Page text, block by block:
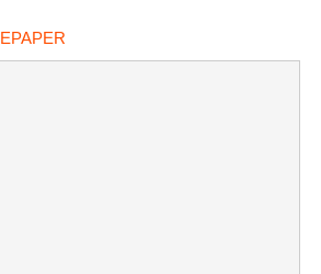
വിളിക്കുന്ന കാലമാണിത്'
EPAPER